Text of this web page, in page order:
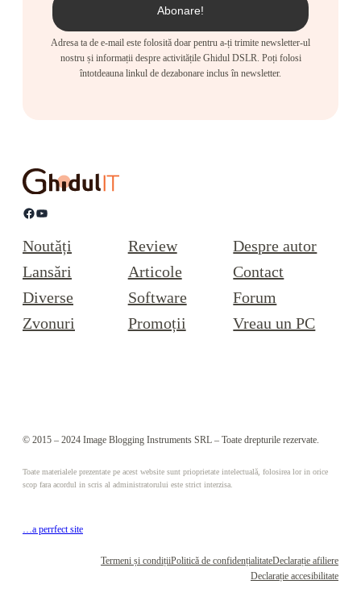
Adresa ta de e-mail este folosită doar pentru a-ți trimite newsletter-ul
nostru și informații despre activitățile Ghidul DSLR. Poți folosi
întotdeauna linkul de dezabonare inclus în newsletter.
Facebook YouTube
Noutăți
Lansări
Diverse
Zvonuri
Review
Articole
Software
Promoții
Despre autor
Contact
Forum
Vreau un PC
© 2015 – 2024 Image Blogging Instruments SRL – Toate drepturile rezervate.
Toate materialele prezentate pe acest website sunt prioprietate intelectuală, folosirea lor in orice
scop fara acordul in scris al administratorului este strict interzisa.
…a perrfect site
Termeni și condițiiPolitică de confidențialitateDeclarație afiliere
Declarație accesibilitate